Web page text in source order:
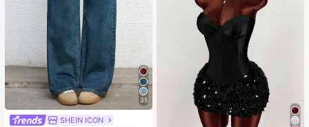
35
SHEIN ICON